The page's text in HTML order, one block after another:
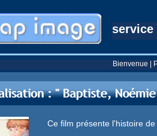
Bienvenue
Ce film présente l'histoire